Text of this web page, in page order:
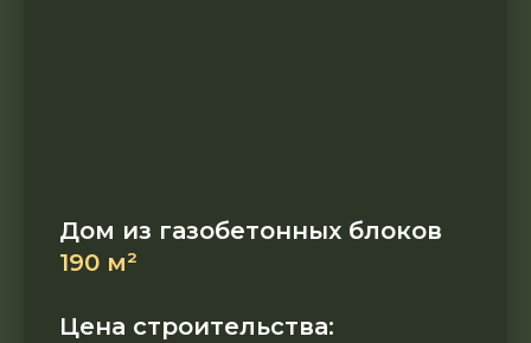
Дом из газобетонных блоков
190 м²
Цена строительства: